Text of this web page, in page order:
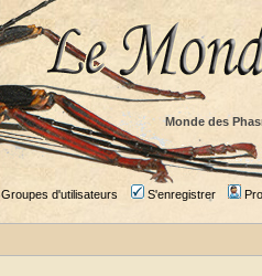
Monde des
Groupes d'utilisateurs S'enregistrer